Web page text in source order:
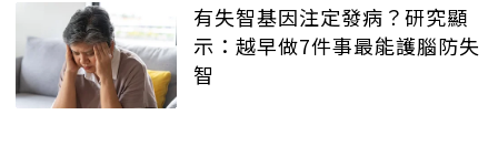
有失智基因注定發病？研究顯
示：越早做7件事最能護腦防失
智